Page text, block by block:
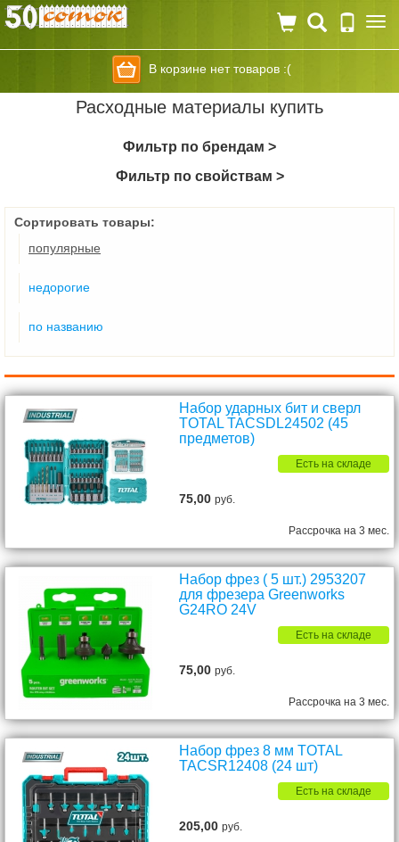
В корзине нет товаров :(
Расходные материалы купить
Фильтр по брендам >
Фильтр по свойствам >
Сортировать товары:
популярные
недорогие
по названию
Набор ударных бит и сверл
TOTAL TACSDL24502 (45
предметов)
Есть на складе
75,00руб.
Рассрочка на 3 мес.
Набор фрез ( 5 шт.) 2953207
для фрезера Greenworks
G24RO 24V
Есть на складе
75,00руб.
Рассрочка на 3 мес.
Набор фрез 8 мм TOTAL
TACSR12408 (24 шт)
Есть на складе
205,00руб.